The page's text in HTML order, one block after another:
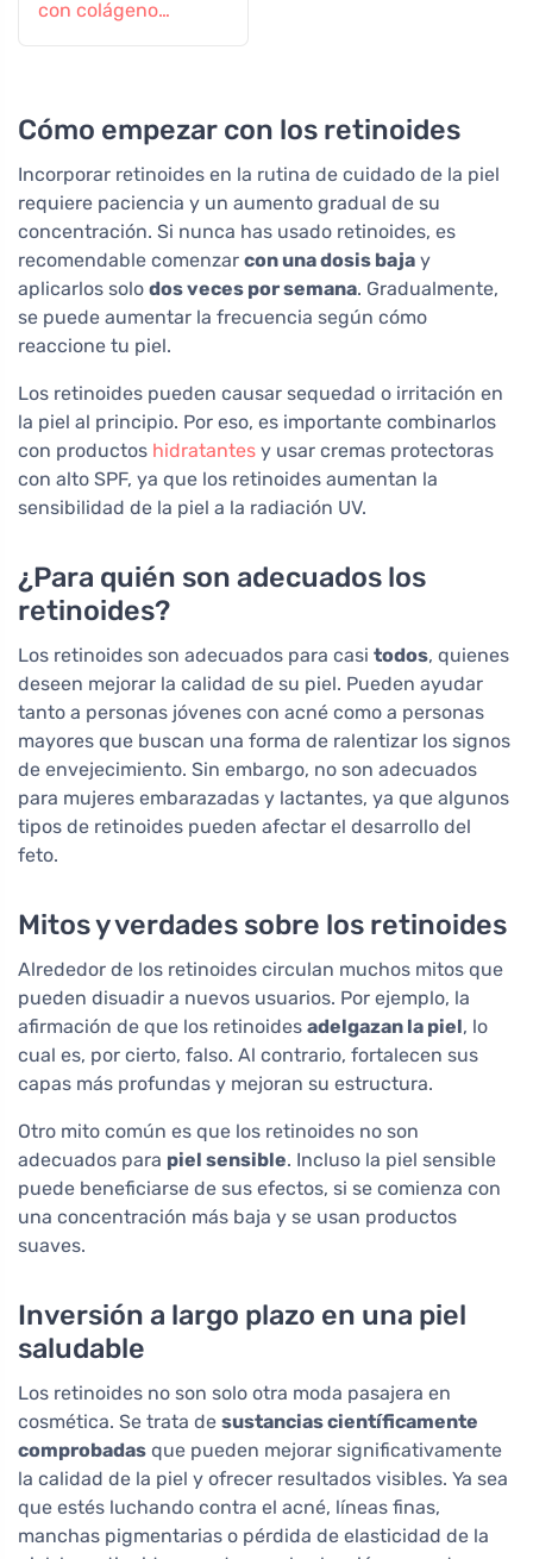
con colágeno
Cómo empezar con los retinoides
Incorporar retinoides en la rutina de cuidado de la piel
requiere paciencia y un aumento gradual de su
concentración. Si nunca has usado retinoides, es
recomendable comenzar con una dosis baja y
aplicarlos solo dos veces por semana. Gradualmente,
se puede aumentar la frecuencia según cómo
reaccione tu piel.
Los retinoides pueden causar sequedad o irritación en
la piel al principio. Por eso, es importante combinarlos
con productos hidratantes y usar cremas protectoras
con alto SPF, ya que los retinoides aumentan la
sensibilidad de la piel a la radiación UV.
¿Para quién son adecuados los
retinoides?
Los retinoides son adecuados para casi todos, quienes
deseen mejorar la calidad de su piel. Pueden ayudar
tanto a personas jóvenes con acné como a personas
mayores que buscan una forma de ralentizar los signos
de envejecimiento. Sin embargo, no son adecuados
para mujeres embarazadas y lactantes, ya que algunos
tipos de retinoides pueden afectar el desarrollo del
feto.
Mitos y verdades sobre los retinoides
Alrededor de los retinoides circulan muchos mitos que
pueden disuadir a nuevos usuarios. Por ejemplo, la
afirmación de que los retinoides adelgazan la piel, lo
cual es, por cierto, falso. Al contrario, fortalecen sus
capas más profundas y mejoran su estructura.
Otro mito común es que los retinoides no son
adecuados para piel sensible. Incluso la piel sensible
puede beneficiarse de sus efectos, si se comienza con
una concentración más baja y se usan productos
suaves.
Inversión a largo plazo en una piel
saludable
Los retinoides no son solo otra moda pasajera en
cosmética. Se trata de sustancias científicamente
comprobadas que pueden mejorar significativamente
la calidad de la piel y ofrecer resultados visibles. Ya sea
que estés luchando contra el acné, líneas finas,
manchas pigmentarias o pérdida de elasticidad de la